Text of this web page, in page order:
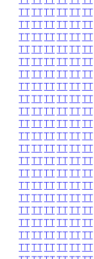
TTTTTTTTTTTT
TTTTTTTTTTTT
TTTTTTTTTTTT
TTTTTTTTTTTT
TTTTTTTTTTTT
TTTTTTTTTTTT
TTTTTTTTTTTT
TTTTTTTTTTTT
TTTTTTTTTTTT
TTTTTTTTTTTT
TTTTTTTTTTTT
TTTTTTTTTTTT
TTTTTTTTTTTT
TTTTTTTTTTTT
TTTTTTTTTTTT
TTTTTTTTTTTT
TTTTTTTTTTTT
TTTTTTTTTTTT
TTTTTTTTTTTT
TTTTTTTTTTTT